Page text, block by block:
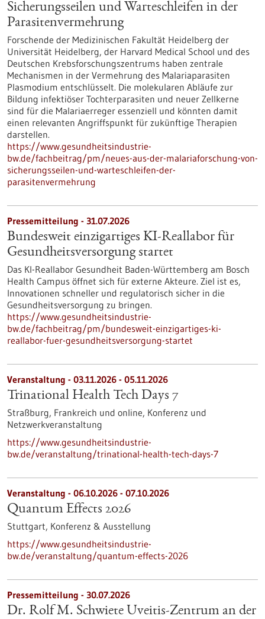
Sicherungsseilen und Warteschleifen in der
Parasitenvermehrung
Forschende der Medizinischen Fakultät Heidelberg der
Universität Heidelberg, der Harvard Medical School und des
Deutschen Krebsforschungszentrums haben zentrale
Mechanismen in der Vermehrung des Malariaparasiten
Plasmodium entschlüsselt. Die molekularen Abläufe zur
Bildung infektiöser Tochterparasiten und neuer Zellkerne
sind für die Malariaerreger essenziell und könnten damit
einen relevanten Angriffspunkt für zukünftige Therapien
darstellen.
https://www.gesundheitsindustrie-
bw.de/fachbeitrag/pm/neues-aus-der-malariaforschung-von-
sicherungsseilen-und-warteschleifen-der-
parasitenvermehrung
Pressemitteilung - 31.07.2026
Bundesweit einzigartiges KI-Reallabor für
Gesundheits­versorgung startet
Das KI-Reallabor Gesundheit Baden-Württemberg am Bosch
Health Campus öffnet sich für externe Akteure. Ziel ist es,
Innovationen schneller und regulatorisch sicher in die
Gesundheitsversorgung zu bringen.
https://www.gesundheitsindustrie-
bw.de/fachbeitrag/pm/bundesweit-einzigartiges-ki-
reallabor-fuer-gesundheitsversorgung-startet
Veranstaltung - 03.11.2026 - 05.11.2026
Trinational Health Tech Days 7
Straßburg, Frankreich und online, Konferenz und
Netzwerkveranstaltung
https://www.gesundheitsindustrie-
bw.de/veranstaltung/trinational-health-tech-days-7
Veranstaltung - 06.10.2026 - 07.10.2026
Quantum Effects 2026
Stuttgart, Konferenz & Ausstellung
https://www.gesundheitsindustrie-
bw.de/veranstaltung/quantum-effects-2026
Pressemitteilung - 30.07.2026
Dr. Rolf M. Schwiete Uveitis-Zentrum an der